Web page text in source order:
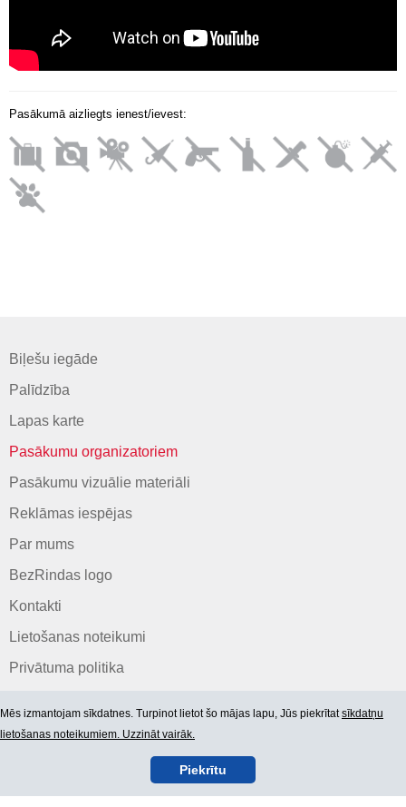
Pasākumā aizliegts ienest/ievest:
Biļešu iegāde
Palīdzība
Lapas karte
Pasākumu organizatoriem
Pasākumu vizuālie materiāli
Reklāmas iespējas
Par mums
BezRindas logo
Kontakti
Lietošanas noteikumi
Privātuma politika
Mēs izmantojam sīkdatnes. Turpinot lietot šo mājas lapu, Jūs piekrītatsīkdatņu
lietošanas noteikumiem. Uzzināt vairāk.
Piekrītu